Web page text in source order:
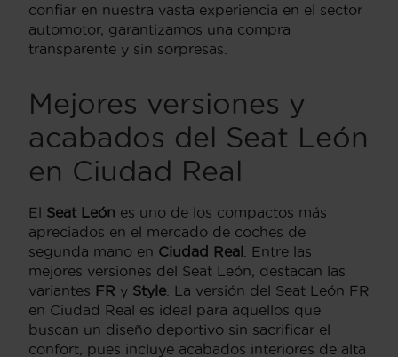
confiar en nuestra vasta experiencia en el sector
automotor, garantizamos una compra
transparente y sin sorpresas.
Mejores versiones y
acabados del Seat León
en Ciudad Real
El Seat León es uno de los compactos más
apreciados en el mercado de coches de
segunda mano en Ciudad Real . Entre las
mejores versiones del Seat León, destacan las
variantes FR y Style . La versión del Seat León FR
en Ciudad Real es ideal para aquellos que
buscan un diseño deportivo sin sacrificar el
confort, pues incluye acabados interiores de alta